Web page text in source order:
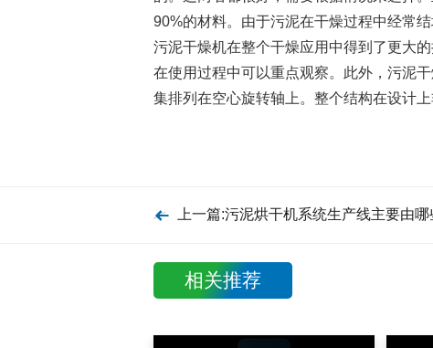
90%的材料。由于污泥在干燥过程中经常
污泥干燥机在整个干燥应用中得到了更大
在使用过程中可以重点观察。此外，污泥
集排列在空心旋转轴上。整个结构在设计上
上一篇:污泥烘干机系统生产线主要由
相关推荐